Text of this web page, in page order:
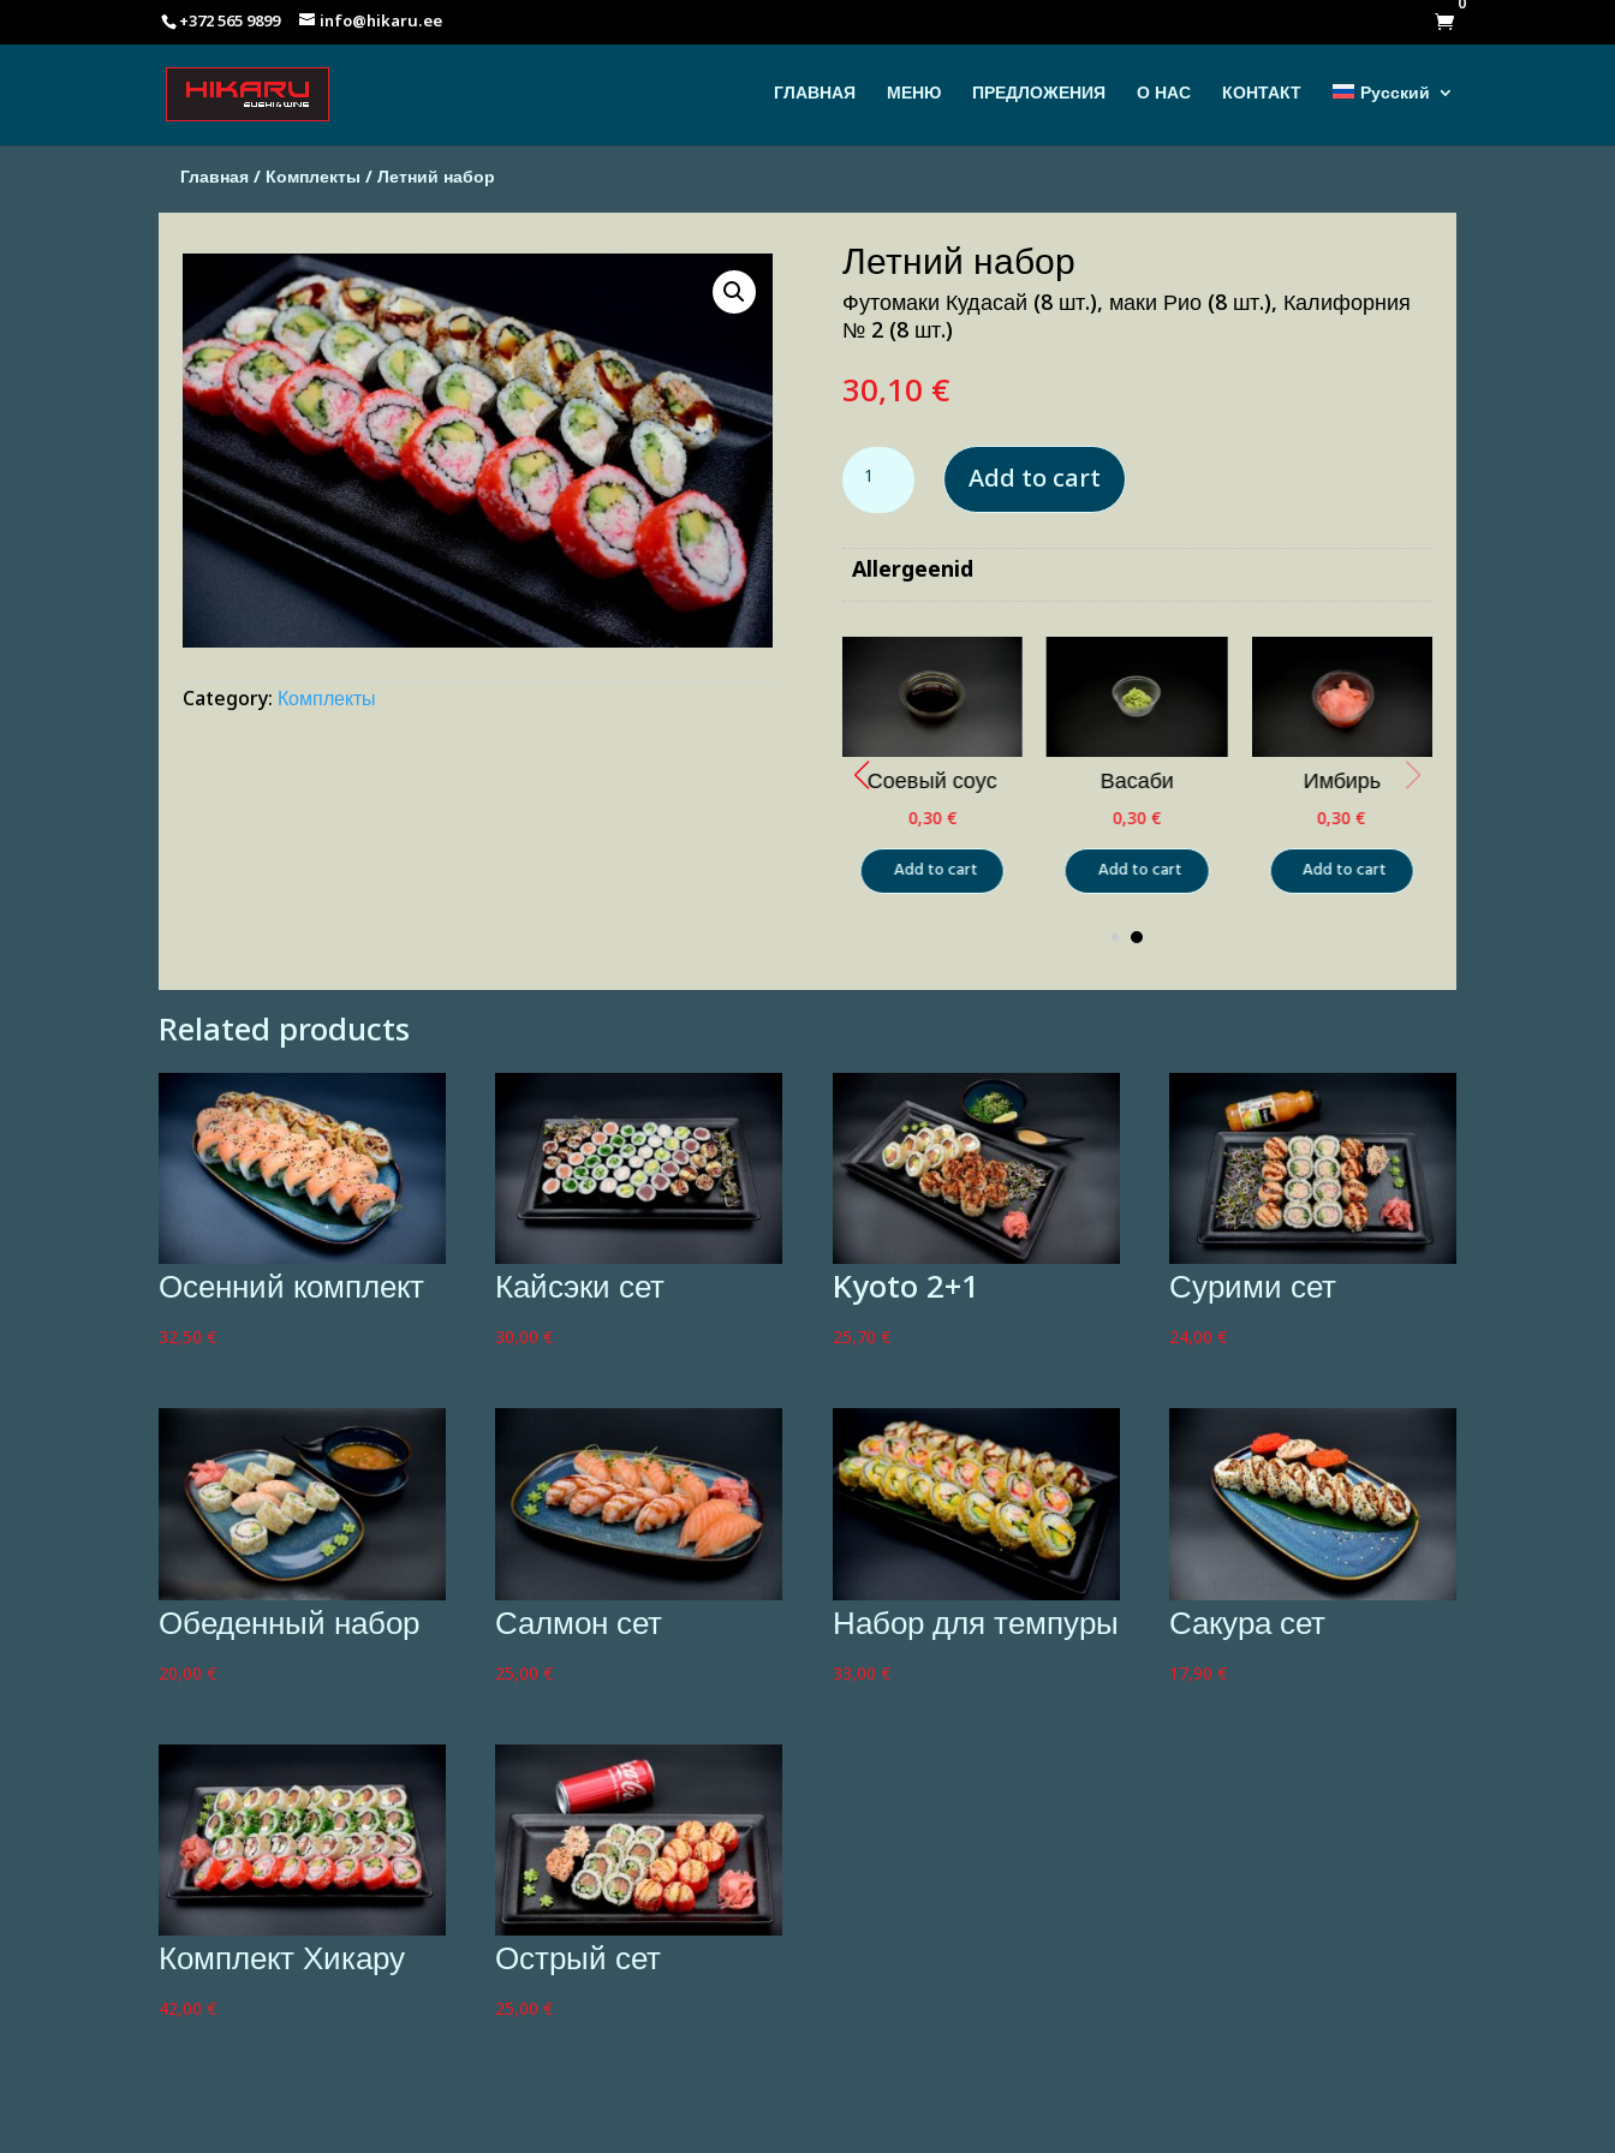
+372 565 9899 info@hikaru.ee  0
ГЛАВНАЯ МЕНЮ ПРЕДЛОЖЕНИЯ О НАС КОНТАКТ Русский
Главная/Комплекты/ Летний набор
Category:Комплекты
Летний набор
Футомаки Кудасай (8 шт.), маки Рио (8 шт.), Калифорния
№ 2 (8 шт.)
30,10€
Летний набор quantity
Add to cart
Allergeenid
Соевый соус
0,30€
Add to cart
Васаби
0,30€
Add to cart
Имбирь
0,30€
Add to cart
Related products
Осенний комплект
32,50€
Кайсэки сет
30,00€
Kyoto 2+1
25,70€
Сурими сет
24,00€
Обеденный набор
20,00€
Салмон сет
25,00€
Набор для темпуры
33,00€
Сакура сет
17,90€
Комплект Хикару
42,00€
Острый сет
25,00€